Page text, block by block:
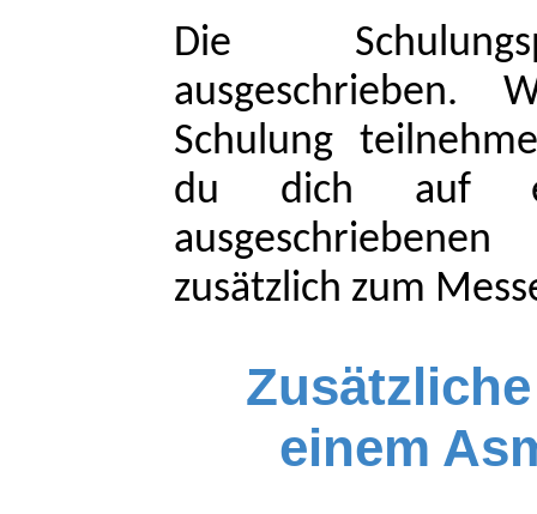
Die
Schulung
du dich auf
zusätzlich zum
einem